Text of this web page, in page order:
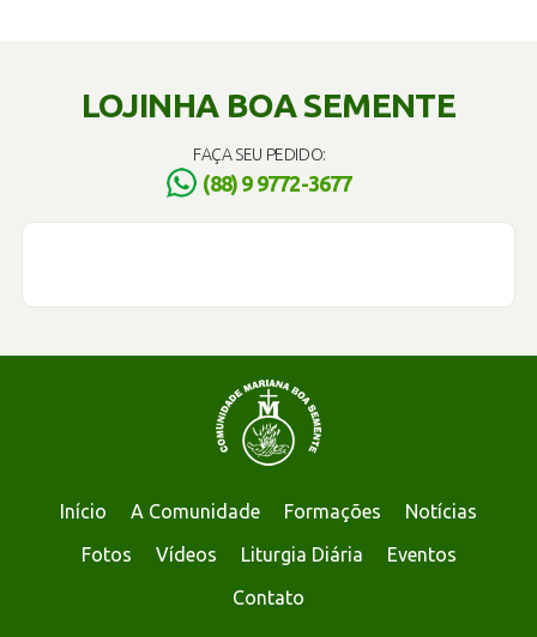
LOJINHA BOA SEMENTE
FAÇA SEU PEDIDO:
(88) 9 9772-3677
Início A Comunidade Formações
Notícias
Fotos
Vídeos Liturgia Diária
Eventos
Contato